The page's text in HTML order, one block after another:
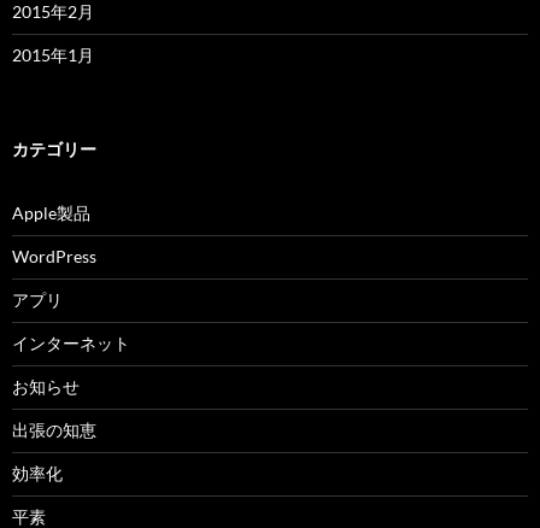
2015年2月
2015年1月
カテゴリー
Apple製品
WordPress
アプリ
インターネット
お知らせ
出張の知恵
効率化
平素